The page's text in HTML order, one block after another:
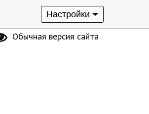
Настройки
Обычная версия сайта